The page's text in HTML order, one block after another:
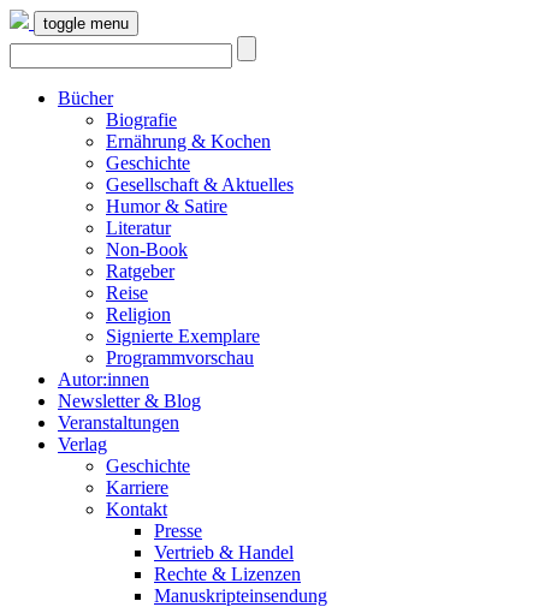
toggle menu
Bücher
Biografie
Ernährung & Kochen
Geschichte
Gesellschaft & Aktuelles
Humor & Satire
Literatur
Non-Book
Ratgeber
Reise
Religion
Signierte Exemplare
Programmvorschau
Autor:innen
Newsletter & Blog
Veranstaltungen
Verlag
Geschichte
Karriere
Kontakt
Presse
Vertrieb & Handel
Rechte & Lizenzen
Manuskripteinsendung